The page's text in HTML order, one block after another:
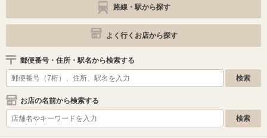
路線・駅から探す
よく行くお店から探す
郵便番号・住所・駅名から検索する
お店の名前から検索する